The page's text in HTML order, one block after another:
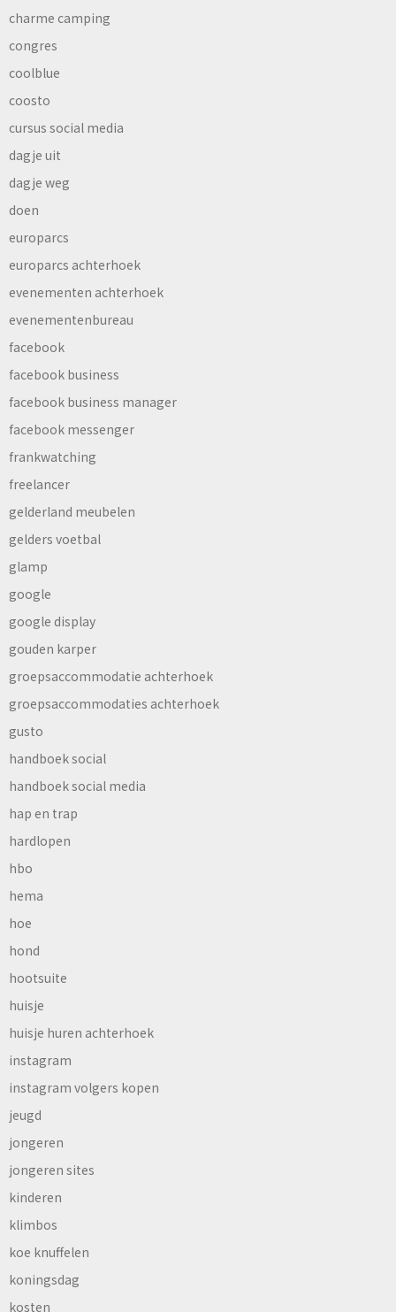
charme camping
congres
coolblue
coosto
cursus social media
dagje uit
dagje weg
doen
europarcs
europarcs achterhoek
evenementen achterhoek
evenementenbureau
facebook
facebook business
facebook business manager
facebook messenger
frankwatching
freelancer
gelderland meubelen
gelders voetbal
glamp
google
google display
gouden karper
groepsaccommodatie achterhoek
groepsaccommodaties achterhoek
gusto
handboek social
handboek social media
hap en trap
hardlopen
hbo
hema
hoe
hond
hootsuite
huisje
huisje huren achterhoek
instagram
instagram volgers kopen
jeugd
jongeren
jongeren sites
kinderen
klimbos
koe knuffelen
koningsdag
kosten